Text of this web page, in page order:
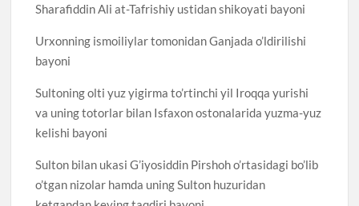
Sharafiddin Ali at-Tafrishiy ustidan shikoyati bayoni
Urxonning ismoiliylar tomonidan Ganjada o’ldirilishi
bayoni
Sultoning olti yuz yigirma to’rtinchi yil Iroqqa yurishi
va uning totorlar bilan Isfaxon ostonalarida yuzma-yuz
kelishi bayoni
Sulton bilan ukasi G’iyosiddin Pirshoh o’rtasidagi bo’lib
o’tgan nizolar hamda uning Sulton huzuridan